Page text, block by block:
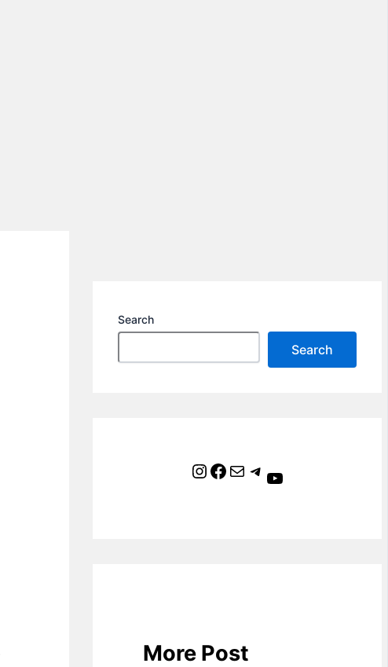
Search
Search
Instagram Facebook Mail Telegram YouTube
More Post